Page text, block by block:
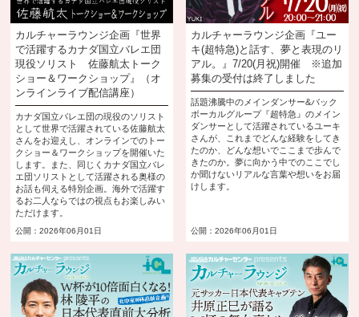
カルチャーラウンジ企画『世界
で活躍するカナダ国立バレエ団
現役ソリスト 佐藤航太トーク
ショー＆ワークショップ』（オ
ンラインライブ配信講座）
カナダ国立バレエ団の現役のソリスト
として世界で活躍されている佐藤航太
さんをお迎えし、オンラインでのトー
クショー＆ワークショップを開催いた
します。また、同じくカナダ国立バレ
エ団ソリストとして活躍される奥様の
お話も伺える特別企画。海外で活躍す
るお二人ならではの視点もお楽しみい
ただけます。
公開：2026年06月01日
カルチャーラウンジ企画『ユー
キ(超特急)と話す、夢と表現のリ
アル。』7/20(月祝)開催 ※追加
募集の受付は終了しました
話題沸騰中のメインダンサー&バック
ボーカルグループ『超特急』のメイン
ダンサーとして活躍されているユーキ
さんが、これまでどんな経験をしてき
たのか、どんな想いでここまで歩んで
きたのか。夢に向かう中でのここでし
か聞けないリアルな言葉や想いをお届
けします。
公開：2026年06月01日